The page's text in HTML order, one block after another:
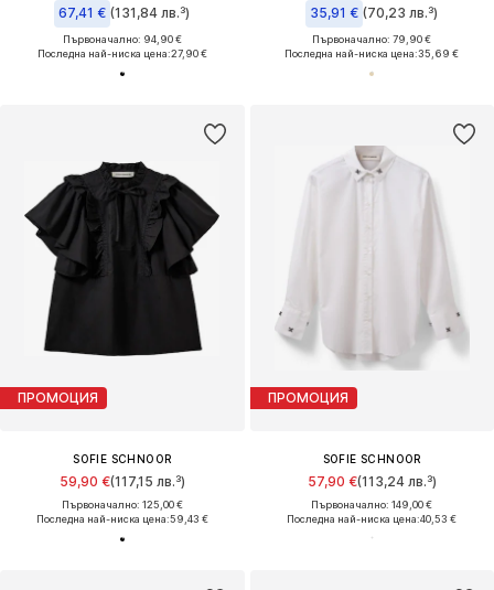
67,41 € (131,84 лв.³)
Първоначално: 94,90 €
Последна най-ниска цена:27,90 €
35,91 € (70,23 лв.³)
Първоначално: 79,90 €
Последна най-ниска цена:35,69 €
ПРОМОЦИЯ
SOFIE SCHNOOR
59,90 €(117,15 лв.³)
Първоначално: 125,00 €
Последна най-ниска цена:59,43 €
ПРОМОЦИЯ
SOFIE SCHNOOR
57,90 €(113,24 лв.³)
Първоначално: 149,00 €
Последна най-ниска цена:40,53 €